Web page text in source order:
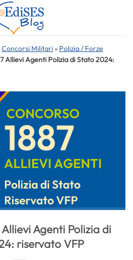
Concorsi Militari » Polizia / Forze
Allievi Agenti Polizia di Stato 2024:
Allievi Agenti Polizia di
riservato VFP